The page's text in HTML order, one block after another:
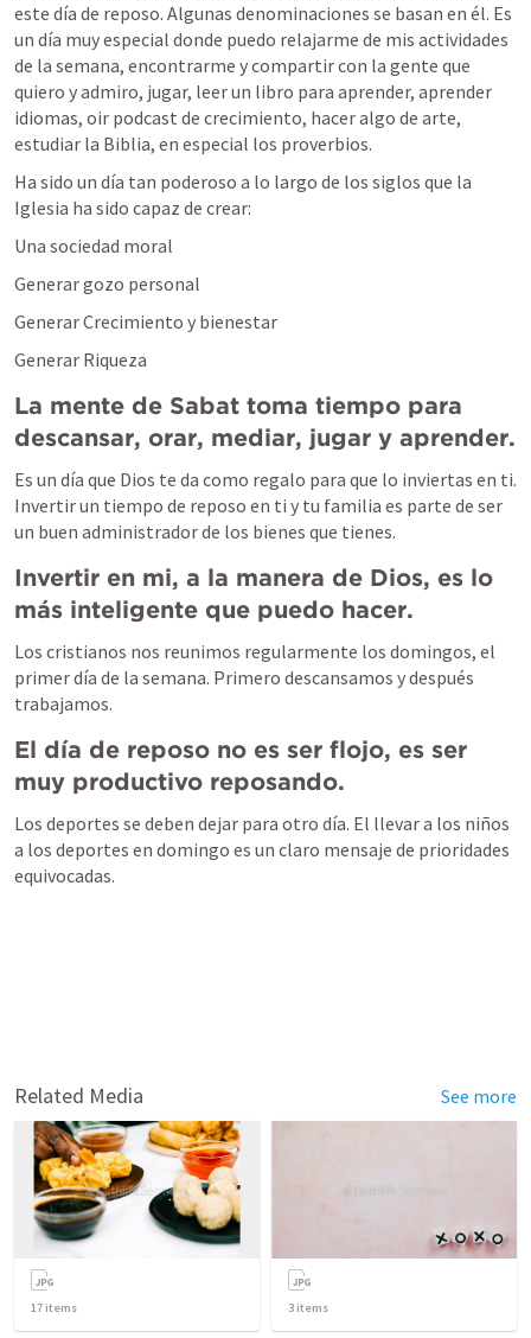
este día de reposo. Algunas denominaciones se basan en él. Es
un día muy especial donde puedo relajarme de mis actividades
de la semana, encontrarme y compartir con la gente que
quiero y admiro, jugar, leer un libro para aprender, aprender
idiomas, oir podcast de crecimiento, hacer algo de arte,
estudiar la Biblia, en especial los proverbios.
Ha sido un día tan poderoso a lo largo de los siglos que la
Iglesia ha sido capaz de crear:
Una sociedad moral
Generar gozo personal
Generar Crecimiento y bienestar
Generar Riqueza
La mente de Sabat toma tiempo para
descansar, orar, mediar, jugar y aprender.
Es un día que Dios te da como regalo para que lo inviertas en ti.
Invertir un tiempo de reposo en ti y tu familia es parte de ser
un buen administrador de los bienes que tienes.
Invertir en mi, a la manera de Dios, es lo
más inteligente que puedo hacer.
Los cristianos nos reunimos regularmente los domingos, el
primer día de la semana. Primero descansamos y después
trabajamos.
El día de reposo no es ser flojo, es ser
muy productivo reposando.
Los deportes se deben dejar para otro día. El llevar a los niños
a los deportes en domingo es un claro mensaje de prioridades
equivocadas.
Related Media See more
17 items 3 items